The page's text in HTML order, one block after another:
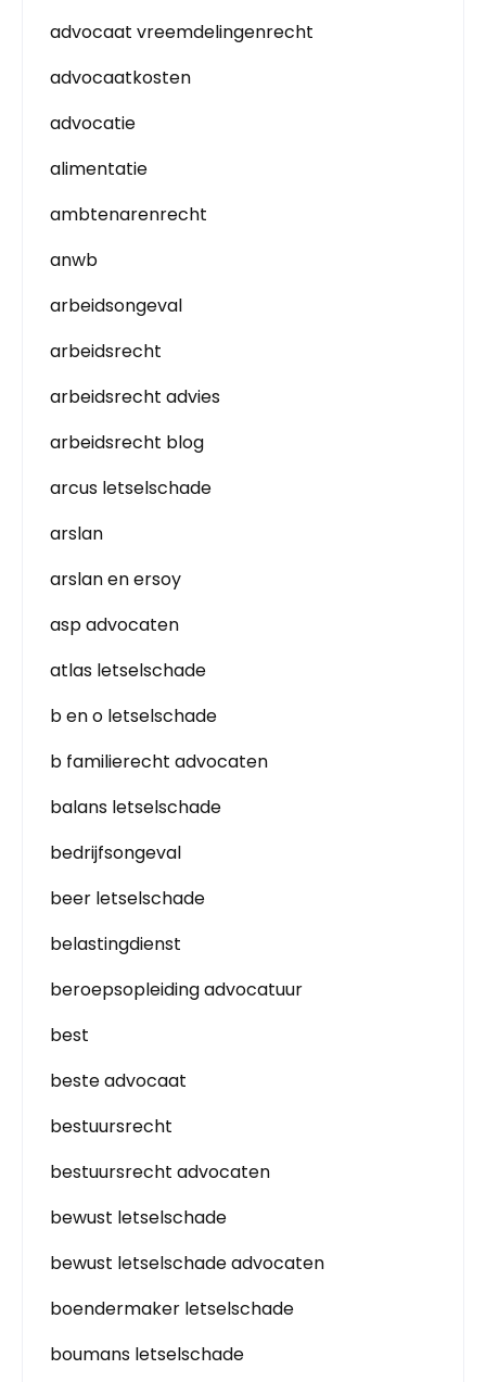
advocaat vreemdelingenrecht
advocaatkosten
advocatie
alimentatie
ambtenarenrecht
anwb
arbeidsongeval
arbeidsrecht
arbeidsrecht advies
arbeidsrecht blog
arcus letselschade
arslan
arslan en ersoy
asp advocaten
atlas letselschade
b en o letselschade
b familierecht advocaten
balans letselschade
bedrijfsongeval
beer letselschade
belastingdienst
beroepsopleiding advocatuur
best
beste advocaat
bestuursrecht
bestuursrecht advocaten
bewust letselschade
bewust letselschade advocaten
boendermaker letselschade
boumans letselschade